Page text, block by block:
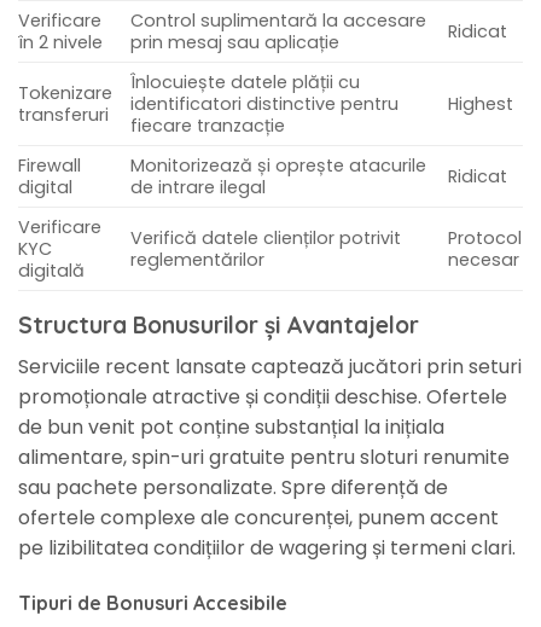
Verificare
în 2 nivele
Control suplimentară la accesare
prin mesaj sau aplicație
Ridicat
Tokenizare
transferuri
Înlocuiește datele plății cu
identificatori distinctive pentru
fiecare tranzacție
Highest
Firewall
digital
Monitorizează și oprește atacurile
de intrare ilegal
Ridicat
Verificare
KYC
digitală
Verifică datele clienților potrivit
reglementărilor
Protocol
necesar
Structura Bonusurilor și Avantajelor
Serviciile recent lansate captează jucători prin seturi
promoționale atractive și condiții deschise. Ofertele
de bun venit pot conține substanțial la inițiala
alimentare, spin-uri gratuite pentru sloturi renumite
sau pachete personalizate. Spre diferență de
ofertele complexe ale concurenței, punem accent
pe lizibilitatea condițiilor de wagering și termeni clari.
Tipuri de Bonusuri Accesibile